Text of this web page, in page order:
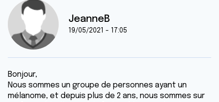
JeanneB
19/05/2021 - 17:05
Bonjour,
Nous sommes un groupe de personnes ayant un
mélanome, et depuis plus de 2 ans, nous sommes sur